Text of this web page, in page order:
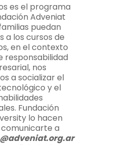
es el programa
Adveniat
puedan
a los cursos de
en el contexto
responsabilidad
nos
a socializar el
y el
Fundación
lo hacen
comunicarte a